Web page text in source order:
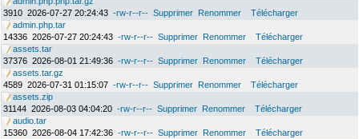
3910 2026-07-27 20:24:43 -rw-r--r-- Supprimer Renommer
Télécharger
admin.php.tar
14336 2026-07-27 20:24:43 -rw-r--r-- Supprimer Renommer
Télécharger
assets.tar
37376 2026-08-01 21:49:36 -rw-r--r-- Supprimer Renommer
Télécharger
assets.tar.gz
4589 2026-07-31 01:15:07 -rw-r--r-- Supprimer Renommer
Télécharger
assets.zip
31144 2026-08-03 04:04:20 -rw-r--r-- Supprimer Renommer
Télécharger
audio.tar
15360 2026-08-04 17:42:36 -rw-r--r-- Supprimer Renommer
Télécharger